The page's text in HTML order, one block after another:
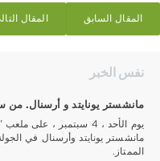
المقال المقال السابق
نفس الخبر
مانشستر يونايتد و أرسنال. من
يوم الأحد ، 4 سبتمبر ،
مانشستر يونايتد وأرسنال في
الممتاز.